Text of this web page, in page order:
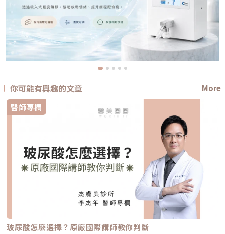
你可能有興趣的文章
More
醫師專欄
玻尿酸怎麼選擇？原廠國際講師教你判斷